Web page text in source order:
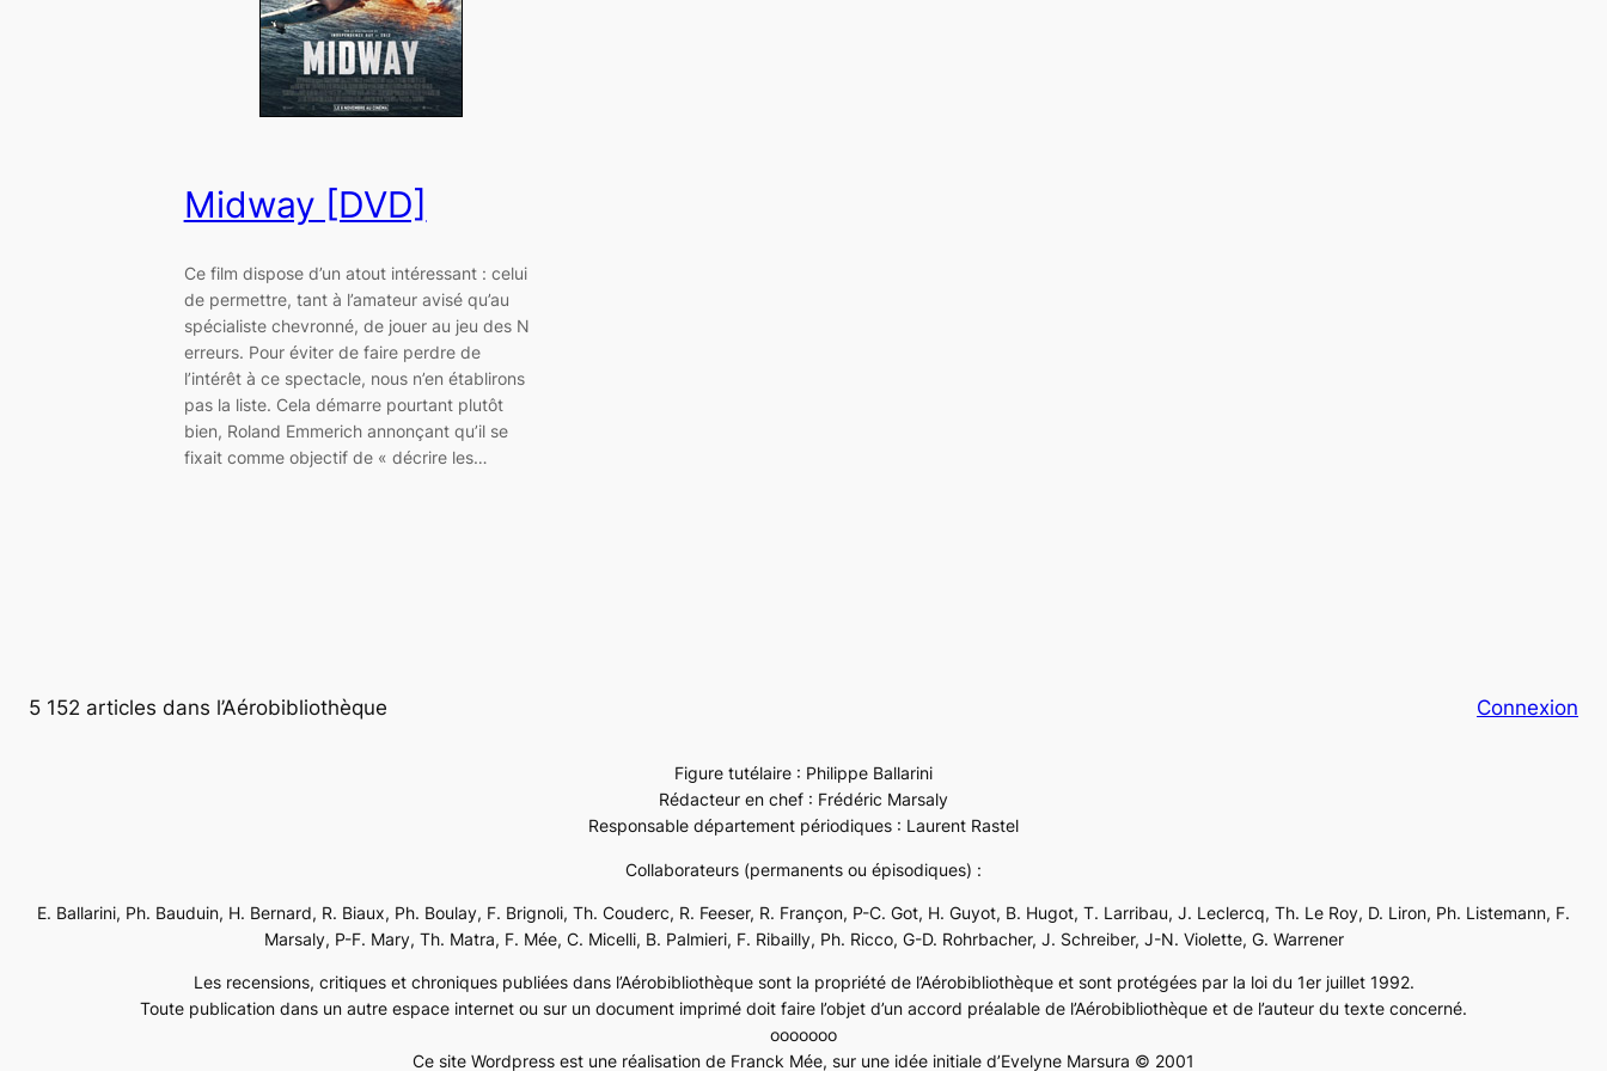
Midway [DVD]
Ce film dispose d’un atout intéressant : celui
de permettre, tant à l’amateur avisé qu’au
spécialiste chevronné, de jouer au jeu des N
erreurs. Pour éviter de faire perdre de
l’intérêt à ce spectacle, nous n’en établirons
pas la liste. Cela démarre pourtant plutôt
bien, Roland Emmerich annonçant qu’il se
fixait comme objectif de « décrire les…
5 152 articles dans l’Aérobibliothèque Connexion
Figure tutélaire : Philippe Ballarini
Rédacteur en chef : Frédéric Marsaly
Responsable département périodiques : Laurent Rastel
Collaborateurs (permanents ou épisodiques) :
E. Ballarini, Ph. Bauduin, H. Bernard, R. Biaux, Ph. Boulay, F. Brignoli, Th. Couderc, R. Feeser, R. Françon, P-C. Got, H. Guyot, B. Hugot, T. Larribau, J. Leclercq, Th. Le Roy, D. Liron, Ph. Listemann, F.
Marsaly, P-F. Mary, Th. Matra, F. Mée, C. Micelli, B. Palmieri, F. Ribailly, Ph. Ricco, G-D. Rohrbacher, J. Schreiber, J-N. Violette, G. Warrener
Les recensions, critiques et chroniques publiées dans l’Aérobibliothèque sont la propriété de l’Aérobibliothèque et sont protégées par la loi du 1er juillet 1992.
Toute publication dans un autre espace internet ou sur un document imprimé doit faire l’objet d’un accord préalable de l’Aérobibliothèque et de l’auteur du texte concerné.
ooooooo
Ce site Wordpress est une réalisation de Franck Mée, sur une idée initiale d’Evelyne Marsura © 2001